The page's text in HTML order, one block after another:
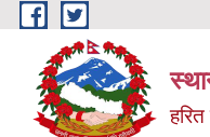
Skip to main content